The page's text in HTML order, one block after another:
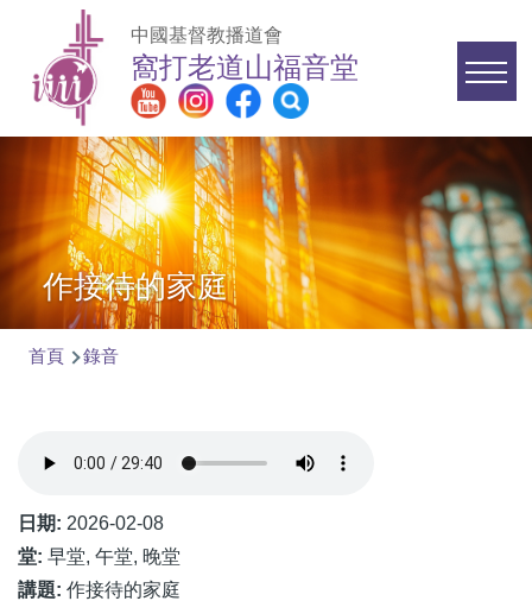
移至主內容
中國基督教播道會
窩打老道山福音堂
Main
navigation
作接待的家庭
連
首頁 錄音
日期: 2026-02-08
堂: 早堂, 午堂, 晚堂
講題: 作接待的家庭